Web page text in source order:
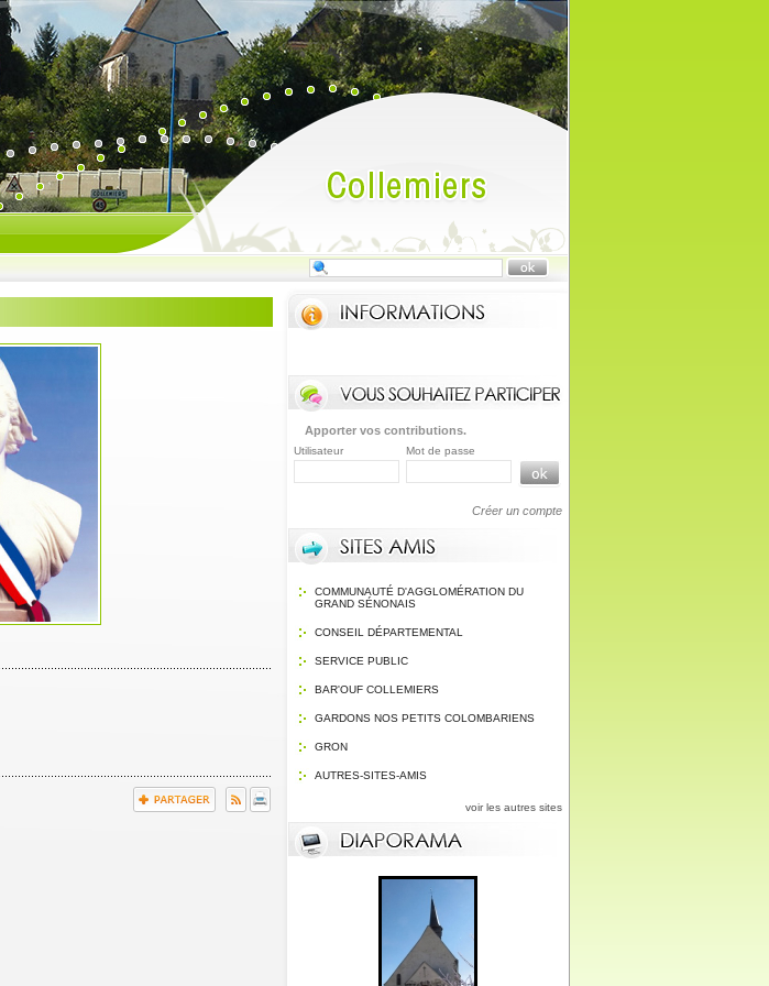
Apporter vos contributions.
Utilisateur Mot de passe
Créer un compte
COMMUNAUTÉ D'AGGLOMÉRATION DU
GRAND SÉNONAIS
CONSEIL DÉPARTEMENTAL
SERVICE PUBLIC
BAR'OUF COLLEMIERS
GARDONS NOS PETITS COLOMBARIENS
GRON
AUTRES-SITES-AMIS
voir les autres sites